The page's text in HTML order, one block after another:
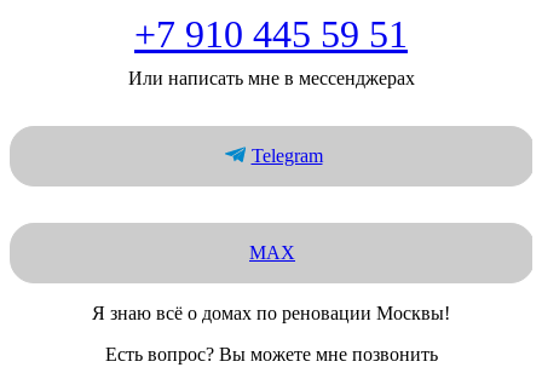
+7 910 445 59 51
Или написать мне в мессенджерах
Telegram
MAX
Я знаю всё о домах по реновации Москвы!
Есть вопрос? Вы можете мне позвонить